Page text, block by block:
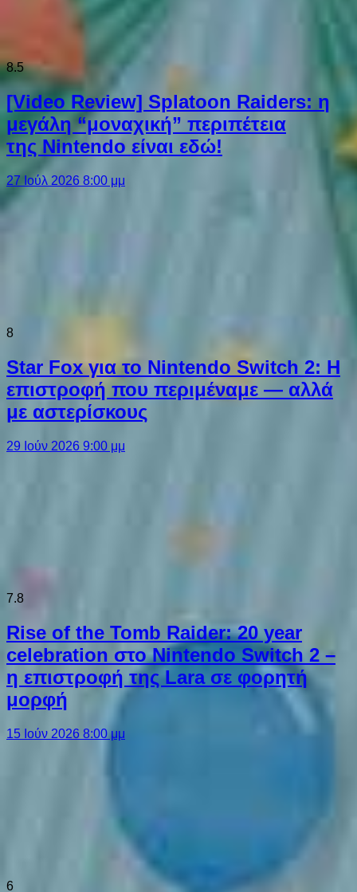
8.5
[Video Review] Splatoon Raiders: η
μεγάλη “μοναχική” περιπέτεια
της Nintendo είναι εδώ!
27 Ιούλ 2026 8:00 μμ
8
Star Fox για το Nintendo Switch 2: Η
επιστροφή που περιμέναμε — αλλά
με αστερίσκους
29 Ιούν 2026 9:00 μμ
7.8
Rise of the Tomb Raider: 20 year
celebration στο Nintendo Switch 2 –
η επιστροφή της Lara σε φορητή
μορφή
15 Ιούν 2026 8:00 μμ
6